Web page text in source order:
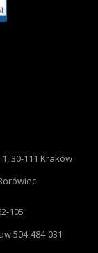
30-111 Kraków
105
504-484-031